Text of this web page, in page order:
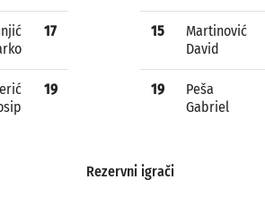
17
19
15
Martinović
David
19
Peša
Gabriel
Rezervni igrači